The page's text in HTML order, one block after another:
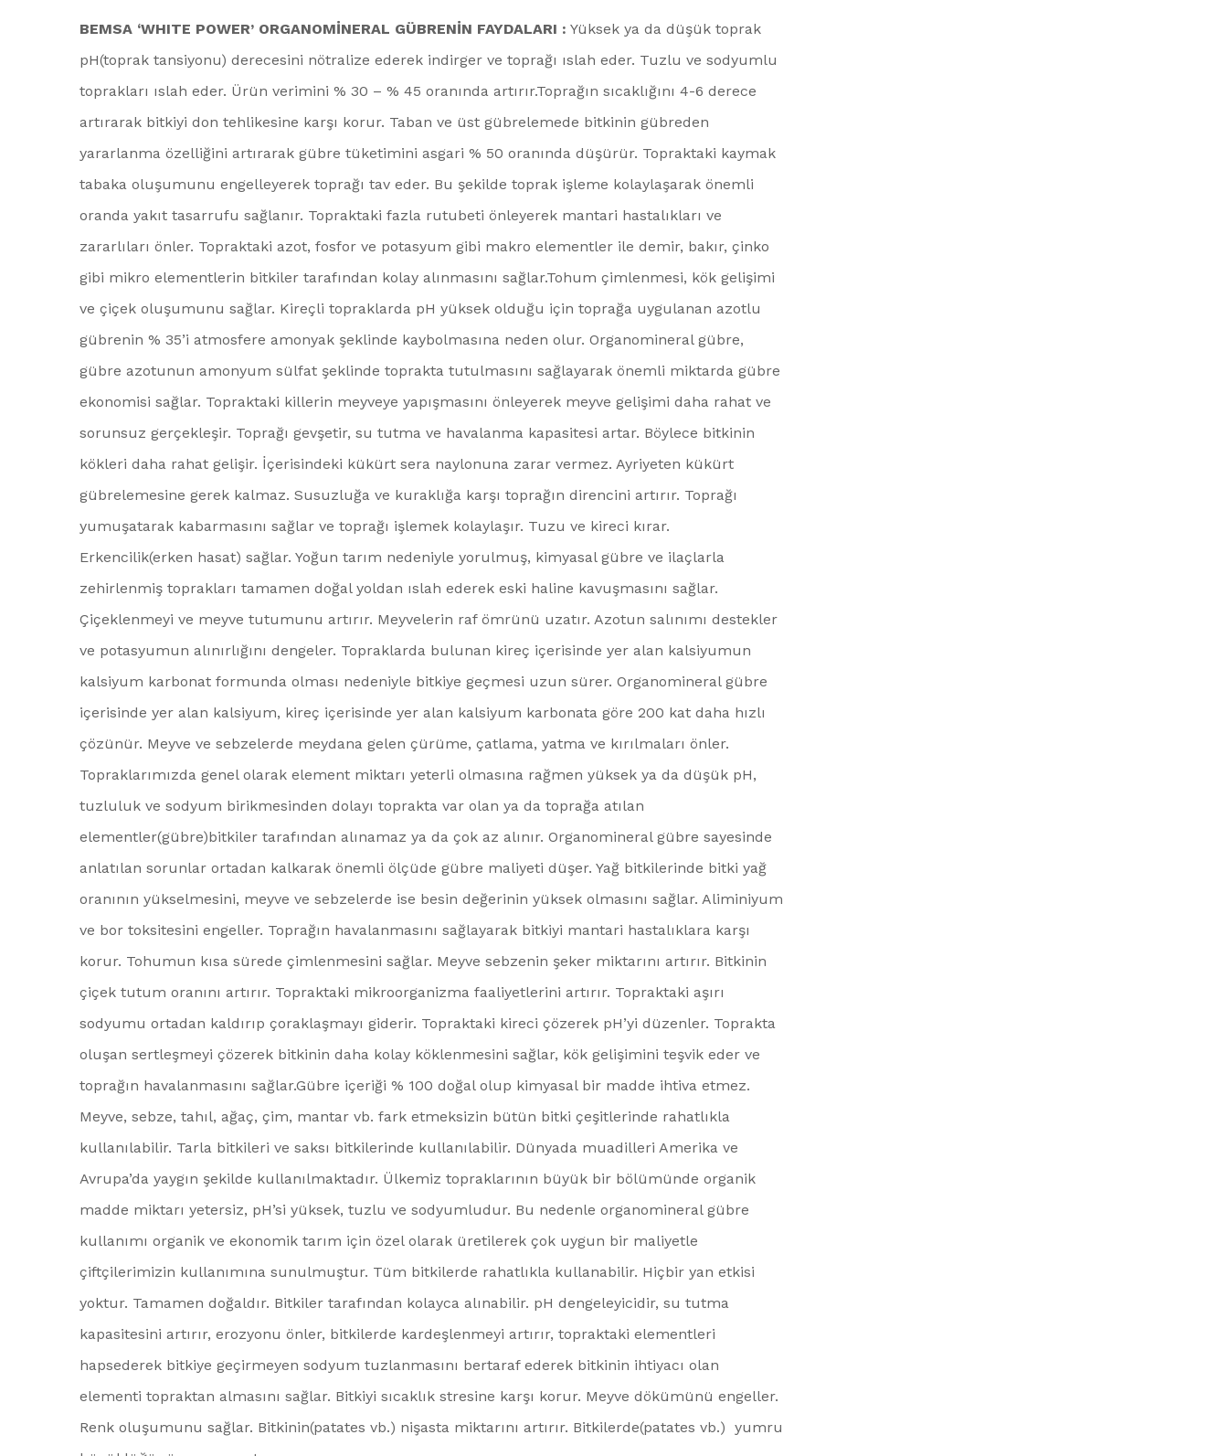
BEMSA ‘WHITE POWER’ ORGANOMİNERAL GÜBRENİN FAYDALARI : Yüksek ya da düşük toprak
pH(toprak tansiyonu) derecesini nötralize ederek indirger ve toprağı ıslah eder. Tuzlu ve sodyumlu
toprakları ıslah eder. Ürün verimini % 30 – % 45 oranında artırır.Toprağın sıcaklığını 4-6 derece
artırarak bitkiyi don tehlikesine karşı korur. Taban ve üst gübrelemede bitkinin gübreden
yararlanma özelliğini artırarak gübre tüketimini asgari % 50 oranında düşürür. Topraktaki kaymak
tabaka oluşumunu engelleyerek toprağı tav eder. Bu şekilde toprak işleme kolaylaşarak önemli
oranda yakıt tasarrufu sağlanır. Topraktaki fazla rutubeti önleyerek mantari hastalıkları ve
zararlıları önler. Topraktaki azot, fosfor ve potasyum gibi makro elementler ile demir, bakır, çinko
gibi mikro elementlerin bitkiler tarafından kolay alınmasını sağlar.Tohum çimlenmesi, kök gelişimi
ve çiçek oluşumunu sağlar. Kireçli topraklarda pH yüksek olduğu için toprağa uygulanan azotlu
gübrenin % 35’i atmosfere amonyak şeklinde kaybolmasına neden olur. Organomineral gübre,
gübre azotunun amonyum sülfat şeklinde toprakta tutulmasını sağlayarak önemli miktarda gübre
ekonomisi sağlar. Topraktaki killerin meyveye yapışmasını önleyerek meyve gelişimi daha rahat ve
sorunsuz gerçekleşir. Toprağı gevşetir, su tutma ve havalanma kapasitesi artar. Böylece bitkinin
kökleri daha rahat gelişir. İçerisindeki kükürt sera naylonuna zarar vermez. Ayriyeten kükürt
gübrelemesine gerek kalmaz. Susuzluğa ve kuraklığa karşı toprağın direncini artırır. Toprağı
yumuşatarak kabarmasını sağlar ve toprağı işlemek kolaylaşır. Tuzu ve kireci kırar.
Erkencilik(erken hasat) sağlar. Yoğun tarım nedeniyle yorulmuş, kimyasal gübre ve ilaçlarla
zehirlenmiş toprakları tamamen doğal yoldan ıslah ederek eski haline kavuşmasını sağlar.
Çiçeklenmeyi ve meyve tutumunu artırır. Meyvelerin raf ömrünü uzatır. Azotun salınımı destekler
ve potasyumun alınırlığını dengeler. Topraklarda bulunan kireç içerisinde yer alan kalsiyumun
kalsiyum karbonat formunda olması nedeniyle bitkiye geçmesi uzun sürer. Organomineral gübre
içerisinde yer alan kalsiyum, kireç içerisinde yer alan kalsiyum karbonata göre 200 kat daha hızlı
çözünür. Meyve ve sebzelerde meydana gelen çürüme, çatlama, yatma ve kırılmaları önler.
Topraklarımızda genel olarak element miktarı yeterli olmasına rağmen yüksek ya da düşük pH,
tuzluluk ve sodyum birikmesinden dolayı toprakta var olan ya da toprağa atılan
elementler(gübre)bitkiler tarafından alınamaz ya da çok az alınır. Organomineral gübre sayesinde
anlatılan sorunlar ortadan kalkarak önemli ölçüde gübre maliyeti düşer. Yağ bitkilerinde bitki yağ
oranının yükselmesini, meyve ve sebzelerde ise besin değerinin yüksek olmasını sağlar. Aliminiyum
ve bor toksitesini engeller. Toprağın havalanmasını sağlayarak bitkiyi mantari hastalıklara karşı
korur. Tohumun kısa sürede çimlenmesini sağlar. Meyve sebzenin şeker miktarını artırır. Bitkinin
çiçek tutum oranını artırır. Topraktaki mikroorganizma faaliyetlerini artırır. Topraktaki aşırı
sodyumu ortadan kaldırıp çoraklaşmayı giderir. Topraktaki kireci çözerek pH’yi düzenler. Toprakta
oluşan sertleşmeyi çözerek bitkinin daha kolay köklenmesini sağlar, kök gelişimini teşvik eder ve
toprağın havalanmasını sağlar.Gübre içeriği % 100 doğal olup kimyasal bir madde ihtiva etmez.
Meyve, sebze, tahıl, ağaç, çim, mantar vb. fark etmeksizin bütün bitki çeşitlerinde rahatlıkla
kullanılabilir. Tarla bitkileri ve saksı bitkilerinde kullanılabilir. Dünyada muadilleri Amerika ve
Avrupa’da yaygın şekilde kullanılmaktadır. Ülkemiz topraklarının büyük bir bölümünde organik
madde miktarı yetersiz, pH’si yüksek, tuzlu ve sodyumludur. Bu nedenle organomineral gübre
kullanımı organik ve ekonomik tarım için özel olarak üretilerek çok uygun bir maliyetle
çiftçilerimizin kullanımına sunulmuştur. Tüm bitkilerde rahatlıkla kullanabilir. Hiçbir yan etkisi
yoktur. Tamamen doğaldır. Bitkiler tarafından kolayca alınabilir. pH dengeleyicidir, su tutma
kapasitesini artırır, erozyonu önler, bitkilerde kardeşlenmeyi artırır, topraktaki elementleri
hapsederek bitkiye geçirmeyen sodyum tuzlanmasını bertaraf ederek bitkinin ihtiyacı olan
elementi topraktan almasını sağlar. Bitkiyi sıcaklık stresine karşı korur. Meyve dökümünü engeller.
Renk oluşumunu sağlar. Bitkinin(patates vb.) nişasta miktarını artırır. Bitkilerde(patates vb.) yumru